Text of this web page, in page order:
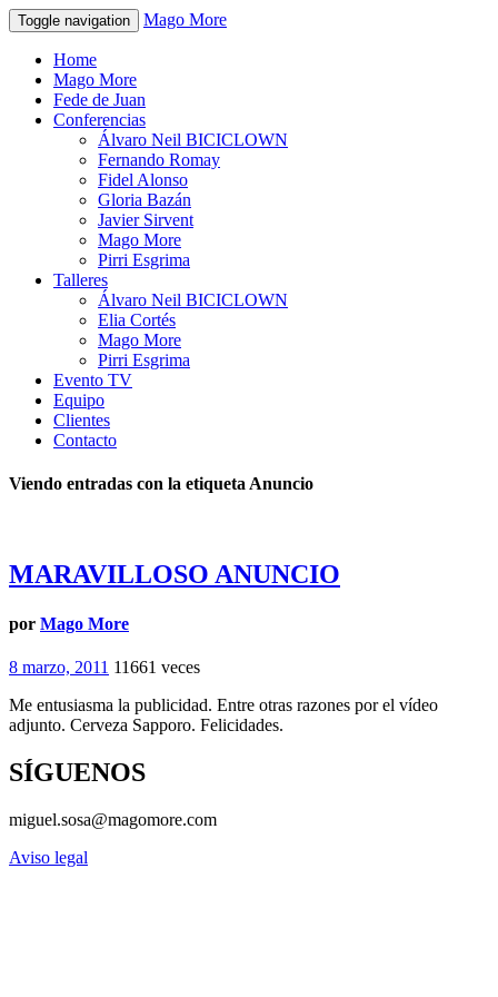
Toggle navigation Mago More
Home
Mago More
Fede de Juan
Conferencias
Álvaro Neil BICICLOWN
Fernando Romay
Fidel Alonso
Gloria Bazán
Javier Sirvent
Mago More
Pirri Esgrima
Talleres
Álvaro Neil BICICLOWN
Elia Cortés
Mago More
Pirri Esgrima
Evento TV
Equipo
Clientes
Contacto
Viendo entradas con la etiqueta Anuncio
MARAVILLOSO ANUNCIO
por Mago More
8 marzo, 2011 11661 veces
Me entusiasma la publicidad. Entre otras razones por el vídeo
adjunto. Cerveza Sapporo. Felicidades.
SÍGUENOS
miguel.sosa@magomore.com
Aviso legal